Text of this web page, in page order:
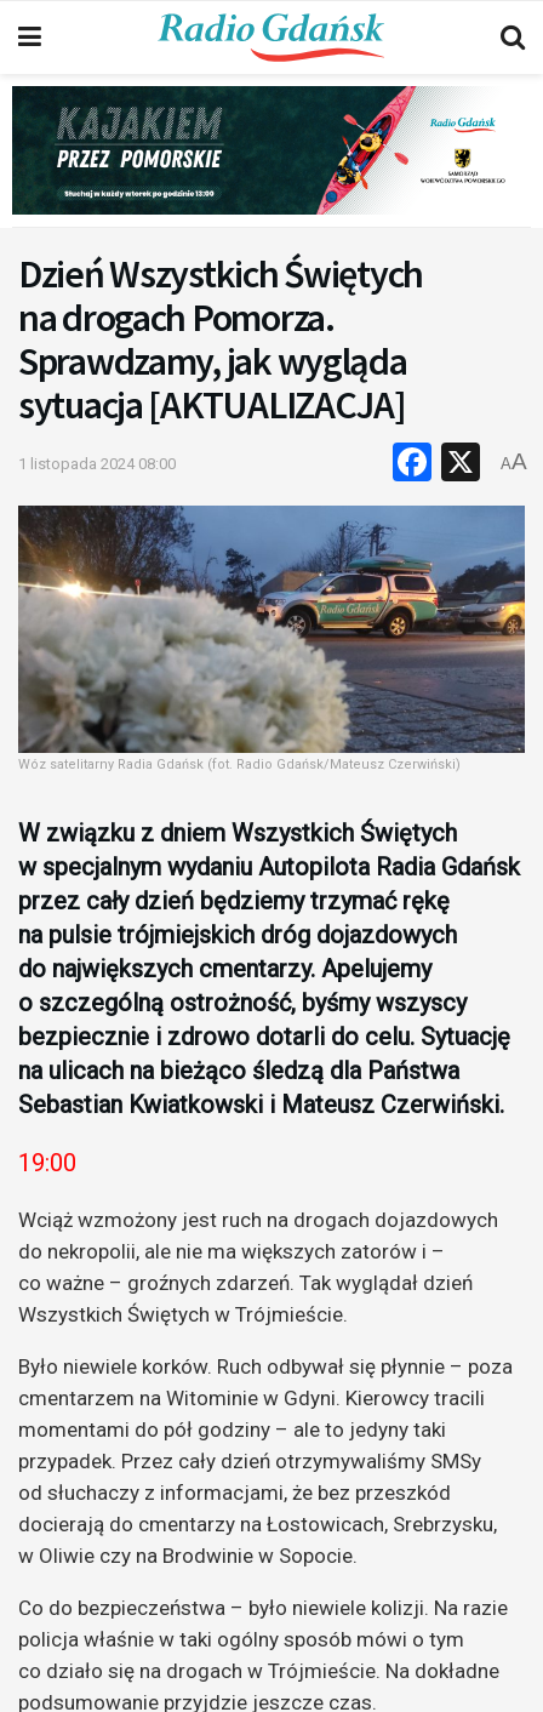
Dzień Wszystkich Świętych
na drogach Pomorza.
Sprawdzamy, jak wygląda
sytuacja [AKTUALIZACJA]
1 listopada 2024 08:00 X
AA
Wóz satelitarny Radia Gdańsk (fot. Radio Gdańsk/Mateusz Czerwiński)
W związku z dniem Wszystkich Świętych
w specjalnym wydaniu Autopilota Radia Gdańsk
przez cały dzień będziemy trzymać rękę
na pulsie trójmiejskich dróg dojazdowych
do największych cmentarzy. Apelujemy
o szczególną ostrożność, byśmy wszyscy
bezpiecznie i zdrowo dotarli do celu. Sytuację
na ulicach na bieżąco śledzą dla Państwa
Sebastian Kwiatkowski i Mateusz Czerwiński.
19:00
Wciąż wzmożony jest ruch na drogach dojazdowych
do nekropolii, ale nie ma większych zatorów i –
co ważne – groźnych zdarzeń. Tak wyglądał dzień
Wszystkich Świętych w Trójmieście.
Było niewiele korków. Ruch odbywał się płynnie – poza
cmentarzem na Witominie w Gdyni. Kierowcy tracili
momentami do pół godziny – ale to jedyny taki
przypadek. Przez cały dzień otrzymywaliśmy SMSy
od słuchaczy z informacjami, że bez przeszkód
docierają do cmentarzy na Łostowicach, Srebrzysku,
w Oliwie czy na Brodwinie w Sopocie.
Co do bezpieczeństwa – było niewiele kolizji. Na razie
policja właśnie w taki ogólny sposób mówi o tym
co działo się na drogach w Trójmieście. Na dokładne
podsumowanie przyjdzie jeszcze czas.